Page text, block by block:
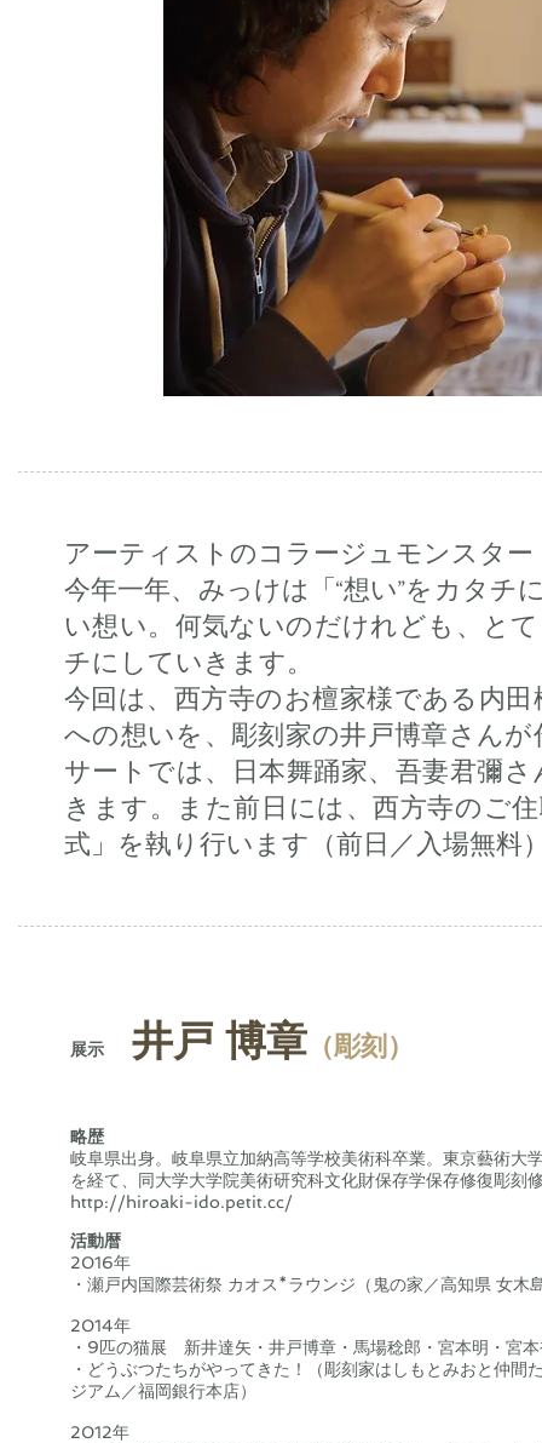
アーティストのコラージュモンスタ
今年一年、みっけは「“想い”をカタ
い想い。何気ないのだけれども、と
チにしていきます。
今回は、西方寺のお檀家様である内
への想いを、彫刻家の井戸博章さん
サートでは、日本舞踊家、吾妻君彌
きます。また前日には、西方寺のご
式」を執り行います（前日／入場無料
展示 井戸 博章 （彫刻）
略歴
岐阜県出身。岐阜県立加納高等学校美術科卒業。東京藝術大
を経て、同大学大学院美術研究科文化財保存学保存修復彫刻
http://hiroaki-ido.petit.cc/
活動暦
2016年
・瀬戸内国際芸術祭 カオス*ラウンジ（鬼の家／高知県 女木
2014年
・9匹の猫展 新井達矢・井戸博章・馬場稔郎・宮本明・宮
・どうぶつたちがやってきた！（彫刻家はしもとみおと仲間
ジアム／福岡銀行本店）
2012年